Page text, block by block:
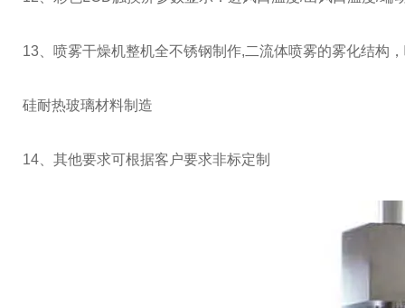
13、喷雾干燥机整机全不锈钢制作,二流体喷雾的雾化结构
硅耐热玻璃材料制造
14、其他要求可根据客户要求非标定制